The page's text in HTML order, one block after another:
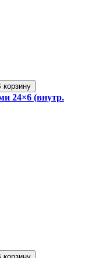
корзину
24×6 (внутр.